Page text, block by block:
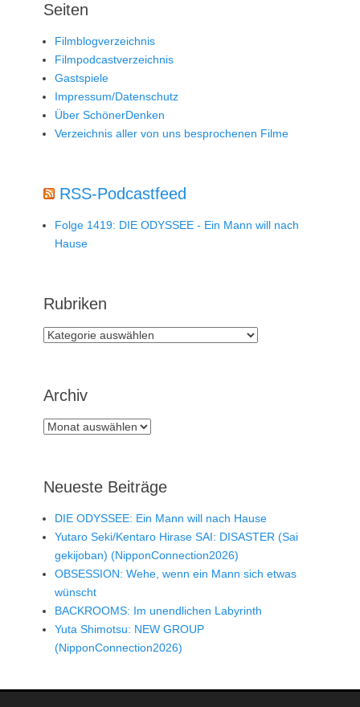
Seiten
Filmblogverzeichnis
Filmpodcastverzeichnis
Gastspiele
Impressum/Datenschutz
Über SchönerDenken
Verzeichnis aller von uns besprochenen Filme
RSS-Podcastfeed
Folge 1419: DIE ODYSSEE - Ein Mann will nach
Hause
Rubriken
Rubriken
Archiv
Archiv
Neueste Beiträge
DIE ODYSSEE: Ein Mann will nach Hause
Yutaro Seki/Kentaro Hirase SAI: DISASTER (Sai
gekijoban) (NipponConnection2026)
OBSESSION: Wehe, wenn ein Mann sich etwas
wünscht
BACKROOMS: Im unendlichen Labyrinth
Yuta Shimotsu: NEW GROUP
(NipponConnection2026)